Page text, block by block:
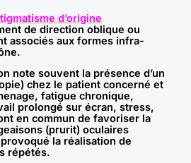
d’origine
de direction oblique ou
associés aux formes infra-
note souvent la présence d’un
chez le patient concerné et
fatigue chronique,
prolongé sur écran, stress,
en commun de favoriser la
(prurit) oculaires
la réalisation de
répétés.